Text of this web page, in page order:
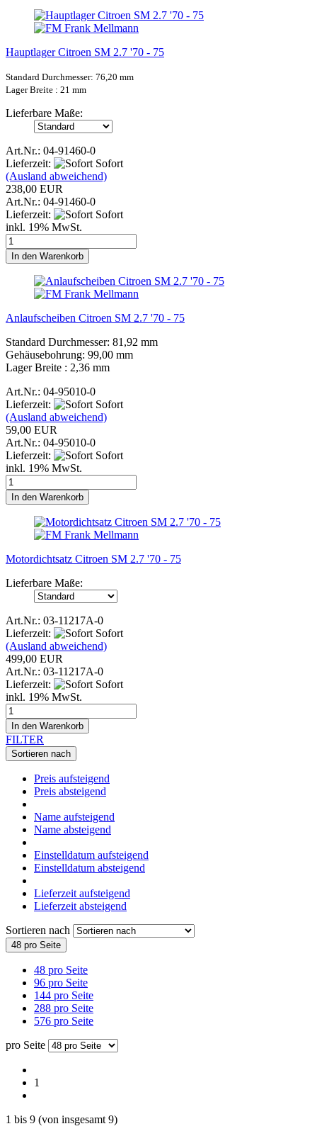
Hauptlager Citroen SM 2.7 '70 - 75
Standard Durchmesser: 76,20 mm
Lager Breite : 21 mm
Lieferbare Maße:
Art.Nr.: 04-91460-0
Lieferzeit:
Sofort
(Ausland abweichend)
238,00 EUR
Art.Nr.: 04-91460-0
Lieferzeit:
Sofort
inkl. 19% MwSt.
In den Warenkorb
Anlaufscheiben Citroen SM 2.7 '70 - 75
Standard Durchmesser: 81,92 mm
Gehäusebohrung: 99,00 mm
Lager Breite : 2,36 mm
Art.Nr.: 04-95010-0
Lieferzeit:
Sofort
(Ausland abweichend)
59,00 EUR
Art.Nr.: 04-95010-0
Lieferzeit:
Sofort
inkl. 19% MwSt.
In den Warenkorb
Motordichtsatz Citroen SM 2.7 '70 - 75
Lieferbare Maße:
Art.Nr.: 03-11217A-0
Lieferzeit:
Sofort
(Ausland abweichend)
499,00 EUR
Art.Nr.: 03-11217A-0
Lieferzeit:
Sofort
inkl. 19% MwSt.
In den Warenkorb
FILTER
Sortieren nach
Preis aufsteigend
Preis absteigend
Name aufsteigend
Name absteigend
Einstelldatum aufsteigend
Einstelldatum absteigend
Lieferzeit aufsteigend
Lieferzeit absteigend
Sortieren nach
48 pro Seite
48 pro Seite
96 pro Seite
144 pro Seite
288 pro Seite
576 pro Seite
pro Seite
1
1 bis 9 (von insgesamt 9)